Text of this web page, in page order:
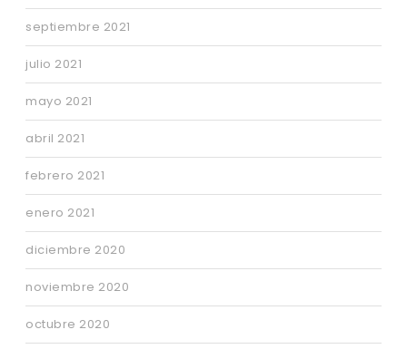
septiembre 2021
julio 2021
mayo 2021
abril 2021
febrero 2021
enero 2021
diciembre 2020
noviembre 2020
octubre 2020